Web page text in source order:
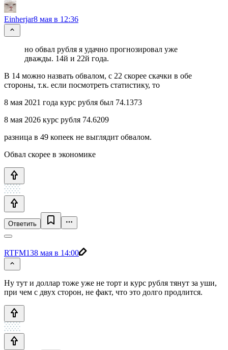
Einherjar8 мая в 12:36
но обвал рубля я удачно прогнозировал уже
дважды. 14й и 22й года.
В 14 можно назвать обвалом, с 22 скорее скачки в обе
стороны, т.к. если посмотреть статистику, то
8 мая 2021 года курс рубля был 74.1373
8 мая 2026 курс рубля 74.6209
разница в 49 копеек не выглядит обвалом.
Обвал скорее в экономике
Ответить
RTFM138 мая в 14:00
Ну тут и доллар тоже уже не торт и курс рубля тянут за уши,
при чем с двух сторон, не факт, что это долго продлится.